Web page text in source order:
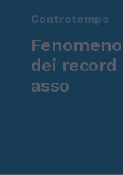
Controtempo
dei
asso